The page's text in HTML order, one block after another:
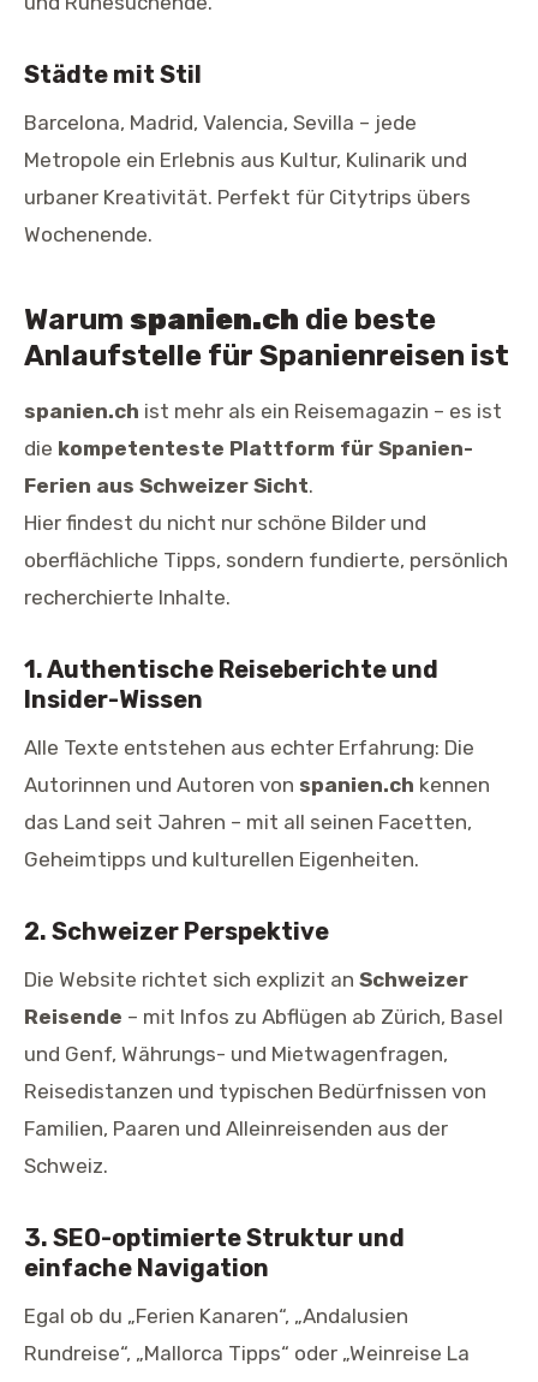
Städte mit Stil
Barcelona, Madrid, Valencia, Sevilla – jede
Metropole ein Erlebnis aus Kultur, Kulinarik und
urbaner Kreativität. Perfekt für Citytrips übers
Wochenende.
Warum spanien.ch die beste
Anlaufstelle für Spanienreisen ist
spanien.ch ist mehr als ein Reisemagazin – es ist
die kompetenteste Plattform für Spanien-
Ferien aus Schweizer Sicht.
Hier findest du nicht nur schöne Bilder und
oberflächliche Tipps, sondern fundierte, persönlich
recherchierte Inhalte.
1. Authentische Reiseberichte und
Insider-Wissen
Alle Texte entstehen aus echter Erfahrung: Die
Autorinnen und Autoren von spanien.ch kennen
das Land seit Jahren – mit all seinen Facetten,
Geheimtipps und kulturellen Eigenheiten.
2. Schweizer Perspektive
Die Website richtet sich explizit an Schweizer
Reisende – mit Infos zu Abflügen ab Zürich, Basel
und Genf, Währungs- und Mietwagenfragen,
Reisedistanzen und typischen Bedürfnissen von
Familien, Paaren und Alleinreisenden aus der
Schweiz.
3. SEO-optimierte Struktur und
einfache Navigation
Egal ob du „Ferien Kanaren“, „Andalusien
Rundreise“, „Mallorca Tipps“ oder „Weinreise La